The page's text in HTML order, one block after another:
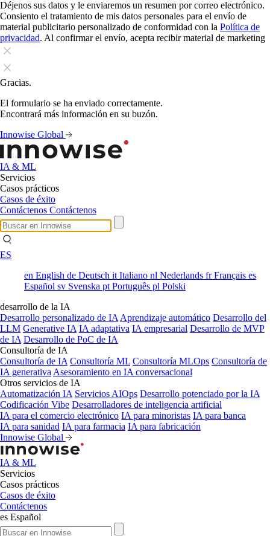
Déjenos sus datos y le enviaremos un resumen por correo electrónico.
Consiento el tratamiento de mis datos personales para el envío de
material publicitario personalizado de conformidad con la Política de
privacidad. Al confirmar el envío, acepta recibir material de marketing
Gracias.
El formulario se ha enviado correctamente.
Encontrará más información en su buzón.
Innowise Global
IA & ML
Servicios
Casos prácticos
Casos de éxito
Contáctenos Contáctenos
ES
en English de Deutsch it Italiano nl Nederlands frFrançais es
Español sv Svenska pt Português pl Polski
desarrollo de la IA
Desarrollo personalizado de IA Aprendizaje automático Desarrollo del
LLM Generative IA IA adaptativa IA empresarial Desarrollo de MVP
de IA Desarrollo de PoC de IA
Consultoría de IA
Consultoría de IA Consultoría ML Consultoría MLOps Consultoría de
IA generativa Asesoramiento en IA conversacional
Otros servicios de IA
Automatización IA Servicios AIOps Desarrollo potenciado por la IA
Codificación Vibe Desarrolladores de inteligencia artificial
IA para el comercio electrónico IA para minoristas IA para banca
IA para sanidad IA para farmacia IA para fabricación
Innowise Global
IA & ML
Servicios
Casos prácticos
Casos de éxito
Contáctenos
es Español